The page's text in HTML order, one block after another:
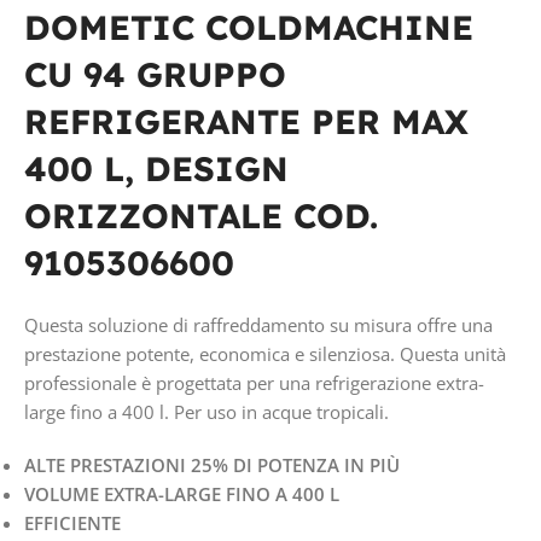
DOMETIC COLDMACHINE
CU 94 GRUPPO
REFRIGERANTE PER MAX
400 L, DESIGN
ORIZZONTALE COD.
9105306600
Questa soluzione di raffreddamento su misura offre una
prestazione potente, economica e silenziosa. Questa unità
professionale è progettata per una refrigerazione extra-
large fino a 400 l. Per uso in acque tropicali.
ALTE PRESTAZIONI 25% DI POTENZA IN PIÙ
VOLUME EXTRA-LARGE FINO A 400 L
EFFICIENTE
COMPRESSORE
TENSIONE IN VOLT